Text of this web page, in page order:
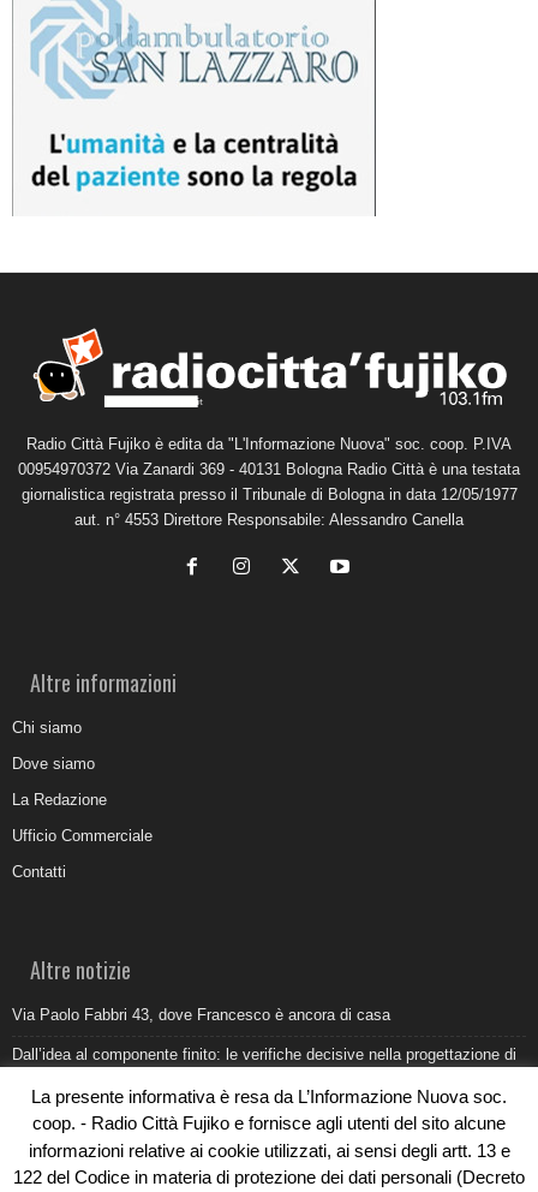
Radio Città Fujiko è edita da "L'Informazione Nuova" soc. coop. P.IVA
00954970372 Via Zanardi 369 - 40131 Bologna Radio Città è una testata
giornalistica registrata presso il Tribunale di Bologna in data 12/05/1977
aut. n° 4553 Direttore Responsabile: Alessandro Canella
Altre informazioni
Chi siamo
Dove siamo
La Redazione
Ufficio Commerciale
Contatti
Altre notizie
Via Paolo Fabbri 43, dove Francesco è ancora di casa
Dall’idea al componente finito: le verifiche decisive nella progettazione di
Belvedere Marittimo e il report ARPACAL 2026 sulla qualità del mare
Come organizzare e allestire una camera ardente per l’ultimo saluto
La presente informativa è resa da L’Informazione Nuova soc.
coop. - Radio Città Fujiko e fornisce agli utenti del sito alcune
informazioni relative ai cookie utilizzati, ai sensi degli artt. 13 e
122 del Codice in materia di protezione dei dati personali (Decreto